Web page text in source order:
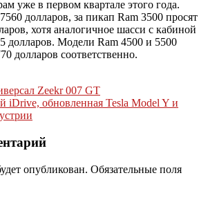
уже в первом квартале этого года.
долларов, за пикап Ram 3500 просят
хотя аналогичное шасси с кабиной
долларов. Модели Ram 4500 и 5500
долларов соответственно.
Zeekr 007 GT
iDrive, обновленная Tesla Model Y и
опубликован. Обязательные поля